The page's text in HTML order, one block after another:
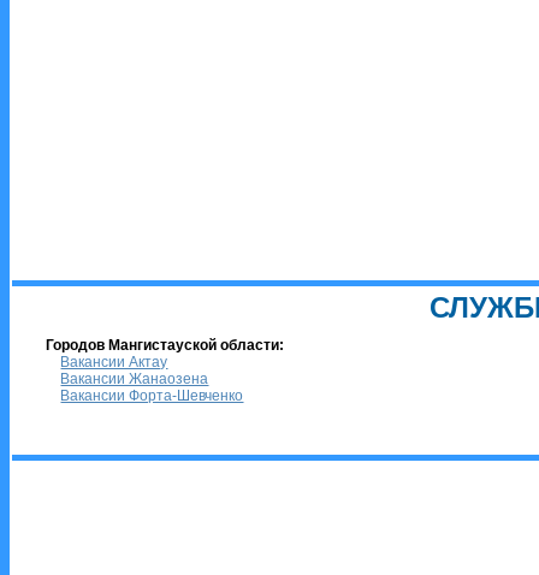
Городов Мангистауской области:
Вакансии Актау
Вакансии Жанаозена
Вакансии Форта-Шевченко